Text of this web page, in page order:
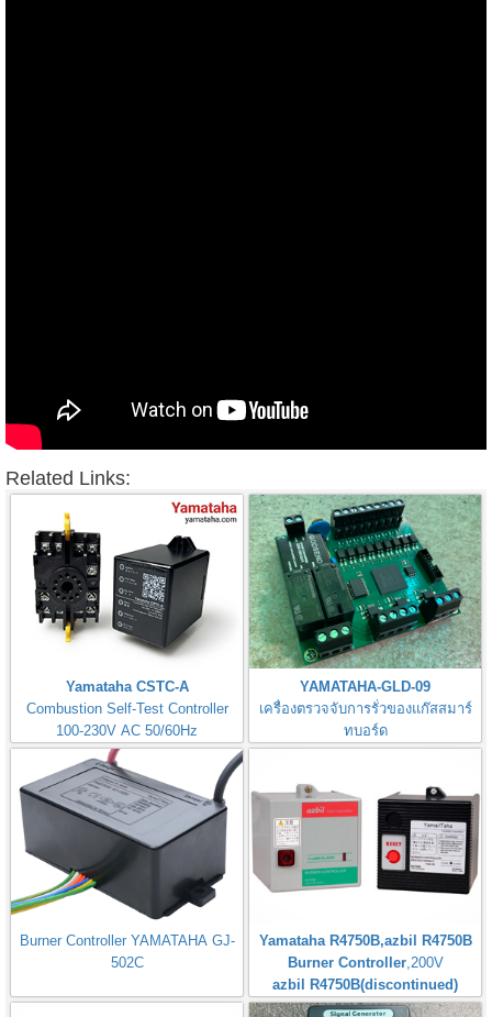
Related Links:
Yamataha CSTC-A
Combustion Self-Test Controller
100-230V AC 50/60Hz
YAMATAHA-GLD-09
เครื่องตรวจจับการรั่วของแก๊สสมาร์
ทบอร์ด
Gas Leak Detector Smart Board
Burner Controller YAMATAHA GJ-
502C
Yamataha R4750B,azbil R4750B
Burner Controller,200V
azbil R4750B(discontinued)